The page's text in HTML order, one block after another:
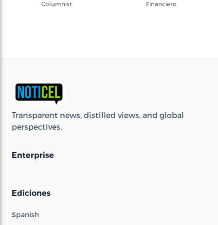
Columnist
Financiero
Transparent news, distilled views, and global
perspectives.
Enterprise
Ediciones
Spanish